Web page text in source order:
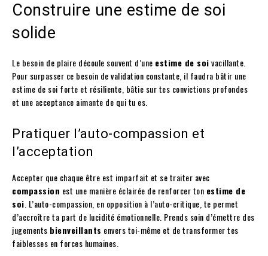
Construire une estime de soi
solide
Le besoin de plaire découle souvent d’une estime de soivacillante.
Pour surpasser ce besoin de validation constante, il faudra bâtir une
estime de soi forte et résiliente, bâtie sur tes convictions profondes
et une acceptance aimante de qui tu es.
Pratiquer l’auto-compassion et
l’acceptation
Accepter que chaque être est imparfait et se traiter avec
compassion est une manière éclairée de renforcer ton estime de
soi . L’auto-compassion, en opposition à l’auto-critique, te permet
d’accroître ta part de lucidité émotionnelle. Prends soin d’émettre des
jugements bienveillants envers toi-même et de transformer tes
faiblesses en forces humaines.